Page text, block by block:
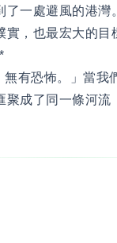
一處避風的港灣。
實，也最宏大的目
有恐怖。」當我
聚成了同一條河流